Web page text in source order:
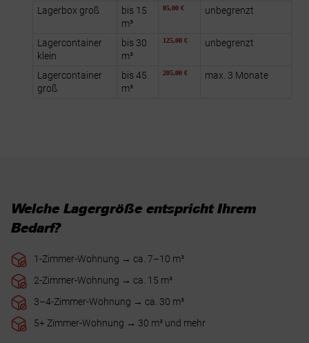
Lagerbox groß
bis 15
m³
85,00 € unbegrenzt
Lagercontainer
klein
bis 30
m³
125,00 € unbegrenzt
Lagercontainer
groß
bis 45
m³
205,00 € max. 3 Monate
Welche Lagergröße entspricht Ihrem
Bedarf?
1-Zimmer-Wohnung → ca. 7–10 m³
2-Zimmer-Wohnung → ca. 15 m³
3–4-Zimmer-Wohnung → ca. 30 m³
5+ Zimmer-Wohnung → 30 m³ und mehr